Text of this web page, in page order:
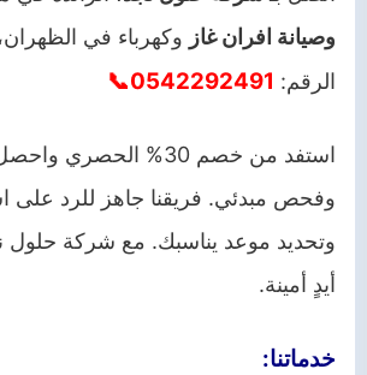
وصيانة افران غاز وكهرباء في
الرقم: 0542292491📞
استفد من خصم 30%
وفحص مبدئي. فريقنا جاهز للرد على
وتحديد موعد يناسبك. مع شركة حلول
أيدٍ أمينة.
خدماتنا: